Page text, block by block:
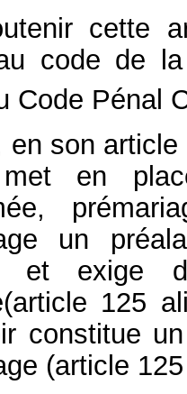
cette
code de
Code Pénal
en son
en
un
et exige
125
constitue
(article